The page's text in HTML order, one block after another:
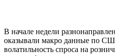
В начале недели
оказывали макро данные по
волатильность спроса на